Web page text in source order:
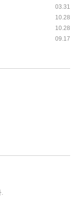
03.31
10.28
10.28
09.17